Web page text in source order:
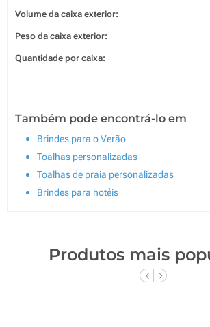
Volume da caixa exterior:
Peso da caixa exterior:
Quantidade por caixa:
Também pode encontrá-lo em
Brindes para o Verão
Toalhas personalizadas
Toalhas de praia personalizadas
Brindes para hotéis
Produtos mais